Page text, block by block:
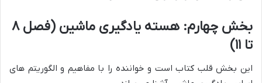
بخش چهارم: هسته یادگیری ماشین (فصل ۸
تا ۱۱)
این بخش قلب کتاب است و خواننده را با مفاهیم و الگوریتم های